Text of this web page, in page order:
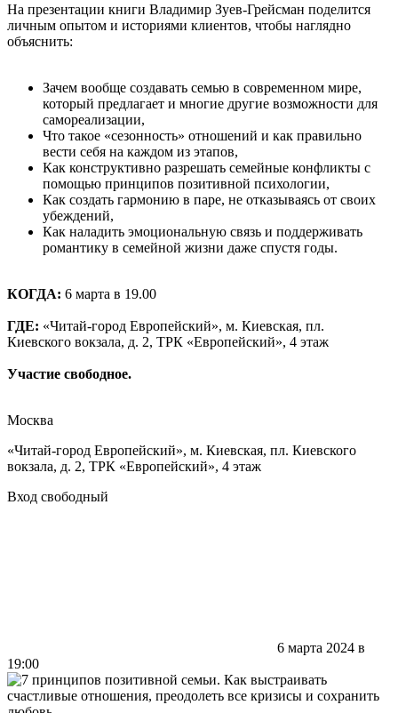
На презентации книги Владимир Зуев-Грейсман поделится
личным опытом и историями клиентов, чтобы наглядно
объяснить:
Зачем вообще создавать семью в современном мире,
который предлагает и многие другие возможности для
самореализации,
Что такое «сезонность» отношений и как правильно
вести себя на каждом из этапов,
Как конструктивно разрешать семейные конфликты с
помощью принципов позитивной психологии,
Как создать гармонию в паре, не отказываясь от своих
убеждений,
Как наладить эмоциональную связь и поддерживать
романтику в семейной жизни даже спустя годы.
КОГДА: 6 марта в 19.00
ГДЕ: «Читай-город Европейский», м. Киевская, пл.
Киевского вокзала, д. 2, ТРК «Европейский», 4 этаж
Участие свободное.
Москва
«Читай-город Европейский», м. Киевская, пл. Киевского
вокзала, д. 2, ТРК «Европейский», 4 этаж
Вход свободный
6 марта 2024 в
19:00